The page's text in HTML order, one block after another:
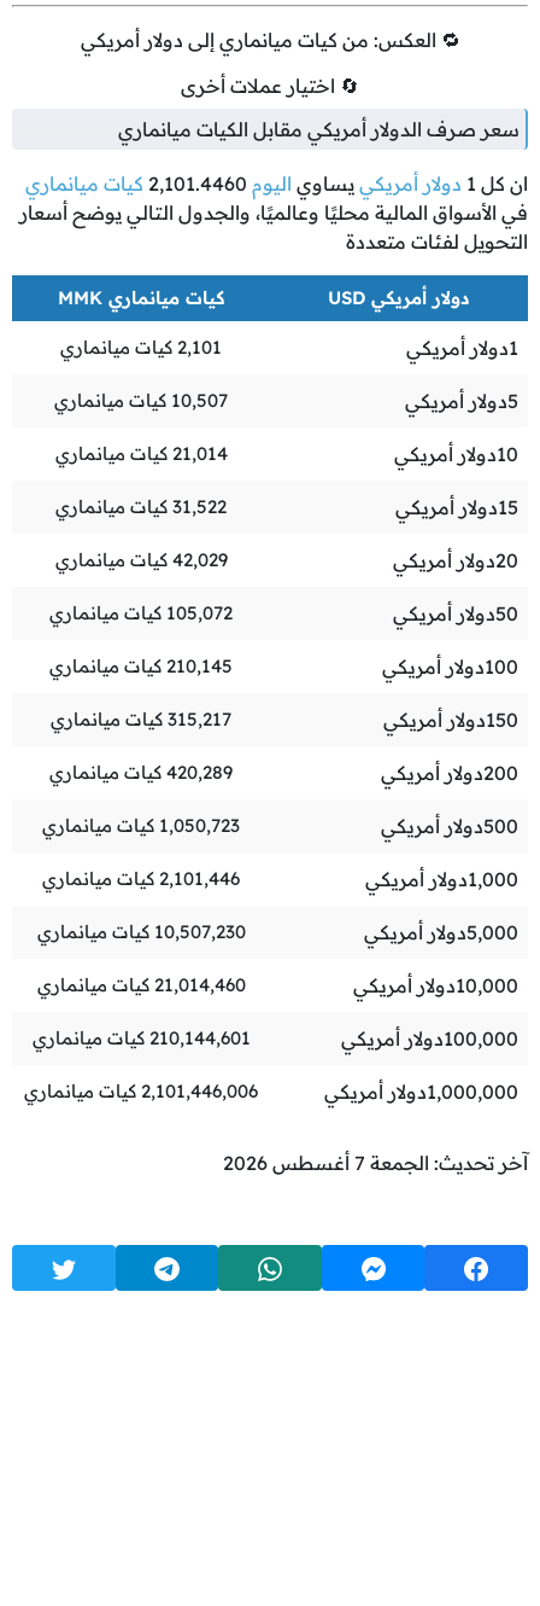
🔁 العكس: من كيات ميانماري إلى دولار أمريكي
🔄 اختيار عملات أخرى
سعر صرف الدولار أمريكي مقابل الكيات ميانماري
ان كل 1 دولار أمريكي يساوي اليوم 2,101.4460 كيات ميانماري
في الأسواق المالية محليًا وعالميًا، والجدول التالي يوضح أسعار
التحويل لفئات متعددة
دولار أمريكي USD كيات ميانماري MMK
1دولار أمريكي 2,101 كيات ميانماري
5دولار أمريكي 10,507 كيات ميانماري
10دولار أمريكي 21,014 كيات ميانماري
15دولار أمريكي 31,522 كيات ميانماري
20دولار أمريكي 42,029 كيات ميانماري
50دولار أمريكي 105,072 كيات ميانماري
100دولار أمريكي 210,145 كيات ميانماري
150دولار أمريكي 315,217 كيات ميانماري
200دولار أمريكي 420,289 كيات ميانماري
500دولار أمريكي 1,050,723 كيات ميانماري
1,000دولار أمريكي 2,101,446 كيات ميانماري
5,000دولار أمريكي 10,507,230 كيات ميانماري
10,000دولار أمريكي 21,014,460 كيات ميانماري
100,000دولار أمريكي 210,144,601 كيات ميانماري
1,000,000دولار أمريكي 2,101,446,006 كيات ميانماري
آخر تحديث: الجمعة 7 أغسطس 2026